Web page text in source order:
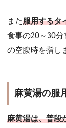
また服用するタ
食事の20～30分
の空腹時を指し
麻黄湯の服
麻黄湯は、普段